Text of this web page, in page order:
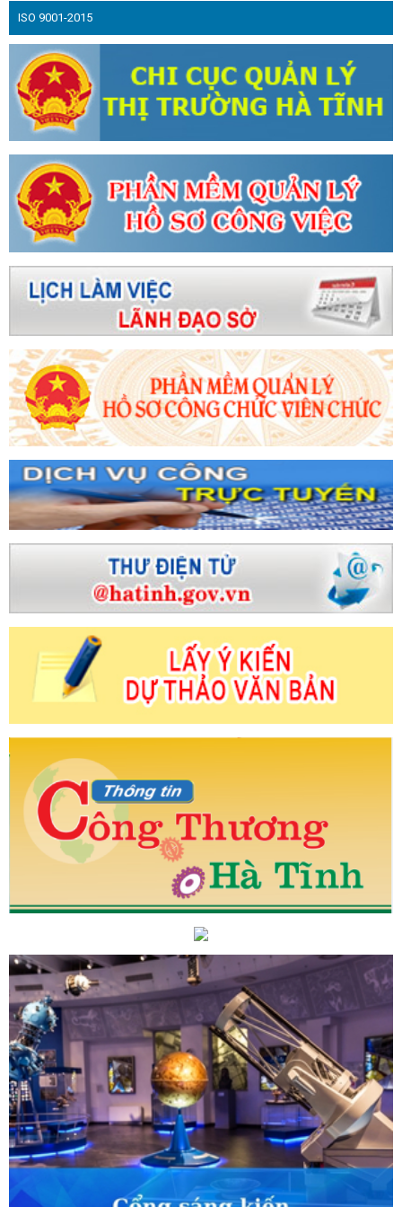
đến đầu tư xây dựng hạ tầng cụm công nghiệp trên
hoàn thiện tờ trình, dự thảo nghị quyết trình Kỳ họp thứ
bảo tuyệt đối an ninh, an toàn cho đại hội Đảng các
khu, cụm công nghiệp (Theo Đài Phát thanh - Truyền
hàng hóa phục vụ Tết Ất Tỵ sôi động, giá cả nhiều mặt
ban Kinh tế Trung ương kiểm tra các công trình, dự án
ủy Hà Tĩnh
Hà Tĩnh đề xuất cập nhật, bổ sung 8
Tập - nhà lý luận xuất sắc của Đảng ta
Vùng
Hải Phòng thị trường tiềm năng, lợi thế cho sản phẩm
tiêu thụ hàng hoá
Hà Tĩnh sẵn sàng trở thành
xuất các giải pháp gỡ vướng Quy hoạch điện VIII điều
Ban Chấp hành Đảng bộ tỉnh cho ý kiến nhiều nội dung
về ngoại giao kinh tế năm 2023
Sáng nay (16/9),
khai thực hiện 4 Nghị quyết của Bộ Chính trị
Hà
trực tuyến tìm hiểu Chuyển đổi số - Dữ liệu số tạo nên
50 sản phẩm tham gia trưng bày, giới thiệu, quảng bá
và Hội chợ OCOP, làng nghề tỉnh Bình Định năm 2024
máy Nhiệt điện có tổng vốn đầu tư 2,2 tỉ USD
Tổng Bí thư Trần Phú
Sẵn sàng cho lễ hội cam và
Những chính sách nổi bật có hiệu lực từ tháng
thi tìm hiểu “Cuộc vận động người Việt ưu tiên dùng
kết nối cung cầu hàng Việt Nam tại thị trường trong nước
thuận chủ trương đầu tư Nhà máy Điện gió Kỳ Anh
Tưng bừng lễ hội cam và các sản phẩm nông
giải pháp trước biến động Trung Đông
Khai mạc
khóa XVIII
Sở Công Thương tổ chức Chào cờ - triển
Đại biểu HĐND tỉnh Hà Tĩnh "hiến kế" nhiều giải
Thương Hà Tĩnh: Công tác tham mưu chủ động đi trước
đề án tỉnh nông thôn mới
Trang bị kiến thức về
Hà Tĩnh
Nhiệt điện Vũng Áng 1 ước đạt doanh
Thương Hà Tĩnh: Sơ kết 6 tháng đầu năm 2024 và gặp
kỳ nhân kỷ niệm 95 năm Ngày thành lập Công đoàn
dựng nền hành chính chuyên nghiệp, hiện đại, hiệu
- Nhân tố có ý nghĩa quyết định thắng lợi
siêu bão Ragasa
Hà Tĩnh trưng bày, giới thiệu hơn
nghiệp nông thôn tiêu biểu, đặc trưng tại Hội chợ
- Nghệ An năm 2023
Sự khác nhau giữa công
Hà Tĩnh tập huấn trực tuyến phổ cập kỹ năng số cho
đồng trên địa bàn tỉnh
Dấu ấn của Tổng Bí thư
tư tưởng của Đảng
Hà Tĩnh đẩy mạnh phân bổ,
tới tăng trưởng hai con số
Bảo đảm cân đối cung
Trang trọng lễ thắp nến tri ân các anh hùng
Hà Tĩnh phát động phong trào thi đua thúc đẩy đổi mới
đổi xanh
Gỡ khó để thúc đẩy kinh doanh xăng
tiếp: Lễ viếng Tổng Bí thư Nguyễn Phú Trọng
Công ty cổ phần Du lịch và Thương mại Đại Bàng
mại tại Lào và Thái Lan cho các doanh nghiệp khu
liên quan đến hoạt động của người tham gia Công ty
HÀ TĨNH TỔ CHỨC BÌNH CHỌN SẢN PHẨM CÔNG
Hà Tĩnh có 3 nhà giáo trẻ được tuyên dương tiêu
thành công công nghệ phun khí hydro vào động cơ
cầu tập trung cao độ thực hiện các nhiệm vụ, mục
hội năm 2026
Phân công rõ người, rõ việc, đảm
Các ngày cận kề Tết Nguyên đán Quý
động, giá cả mặt hàng thiết yếu cơ bản bình ổn, chưa
chính sách mới nổi bật có hiệu lực từ tháng 4/2026
Hà Tĩnh ban hành Chương trình xúc tiến đầu tư năm
chất lượng cao, thúc đẩy tăng trưởng xanh.
cơ hội lớn để sản phẩm made in Hà Tĩnh kết nối
hóa
Hoàn thiện các phần việc, sẵn sàng cho lễ kỷ
thư Hà Huy Tập
Hà Tĩnh thúc đẩy xây dựng chính
minh trong năm 2026
Công đoàn Công ty Sản xuất
Nhiều hoạt động chăm lo cho đoàn viên, người lao
khai chủ trương sắp xếp tổ chức bộ máy
Số hóa
hiệu quả điều hành
Đoàn công tác của Bộ Công
hiện Đề án xử lý, tiêu thụ tro xỉ tại Nhà máy Nhiệt điện
tổ chức Hội nghị tổng kết 10 năm thi hành Nghị định số
khuyến công.
UBND tỉnh ban hành Kế hoạch phát
hướng đến năm 2030 trên địa bàn tỉnh Hà Tĩnh
gian lập hồ sơ thành lập Cụm công nghiệp Bắc Cẩm
Xuyên, tỉnh Hà Tĩnh
Về việc ban hành kế hoạch
ISO 9001-2015